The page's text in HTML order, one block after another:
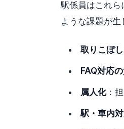
駅係員はこれら
ような課題が生
取りこぼし
FAQ対応
属人化：
駅・車内